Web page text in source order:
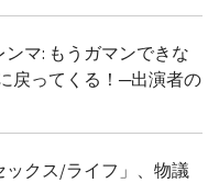
マ: もうガマンできな
戻ってくる！─出演者の
クス/ライフ」、物議